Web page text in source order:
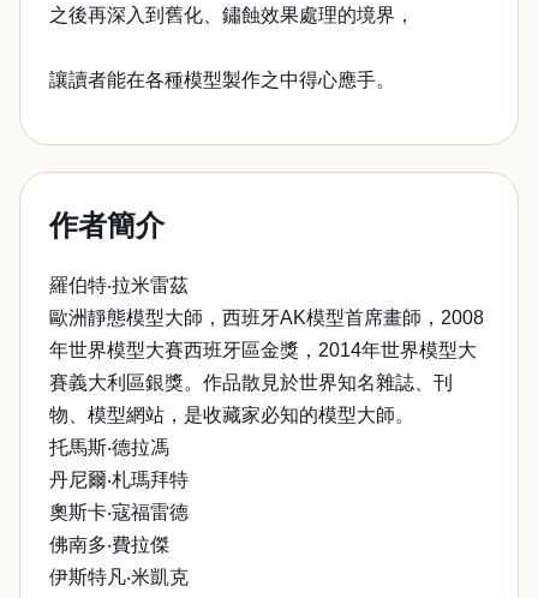
之後再深入到舊化、鏽蝕效果處理的境界，
讓讀者能在各種模型製作之中得心應手。
作者簡介
羅伯特‧拉米雷茲
歐洲靜態模型大師，西班牙AK模型首席畫師，2008
年世界模型大賽西班牙區金獎，2014年世界模型大
賽義大利區銀獎。作品散見於世界知名雜誌、刊
物、模型網站，是收藏家必知的模型大師。
托馬斯‧德拉馮
丹尼爾‧札瑪拜特
奧斯卡‧寇福雷德
佛南多‧費拉傑
伊斯特凡‧米凱克